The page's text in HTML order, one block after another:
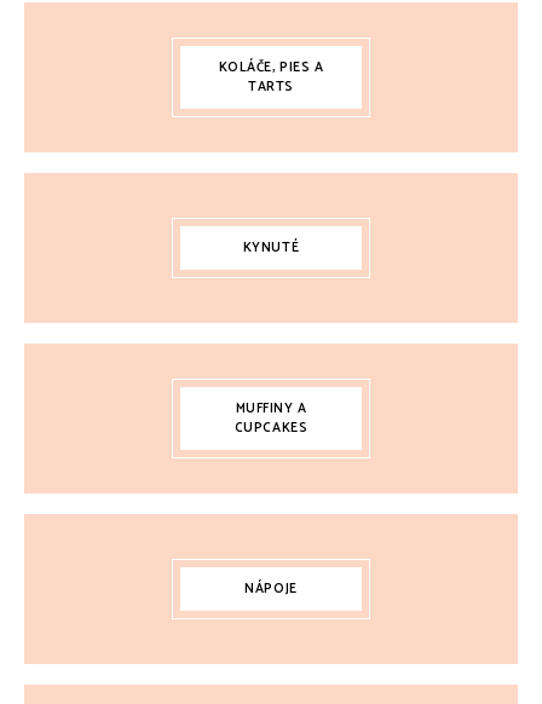
KOLÁČE, PIES A
TARTS
KYNUTÉ
MUFFINY A
CUPCAKES
NÁPOJE